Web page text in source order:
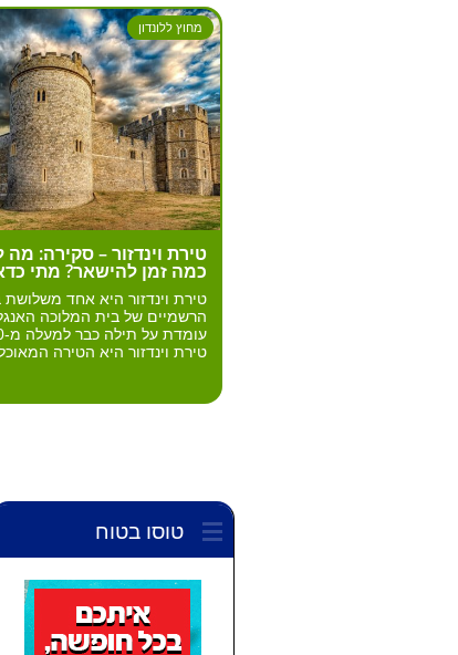
מחוץ ללונדון
טירת וינדזור – סקירה: מה
כמה זמן להישאר? מתי
טירת וינדזור היא אחד משלושת
הרשמיים של בית המלוכה
טירת וינדזור היא הטירה
טוסו בטוח